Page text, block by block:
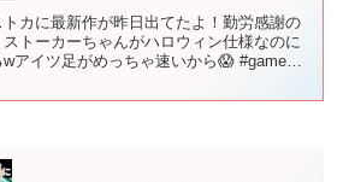
カに最新作が昨日出てたよ！勤労感謝の
トーカーちゃんがハロウィン仕様なのに
アイツ足がめっちゃ速いから😱 #game